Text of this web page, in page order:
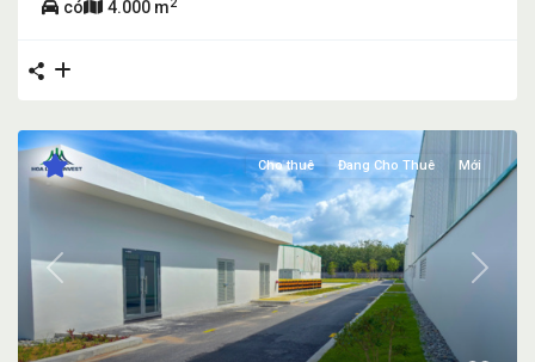
có 4.000 m
Previous Next
Cho thuê Đang Cho Thuê Mới